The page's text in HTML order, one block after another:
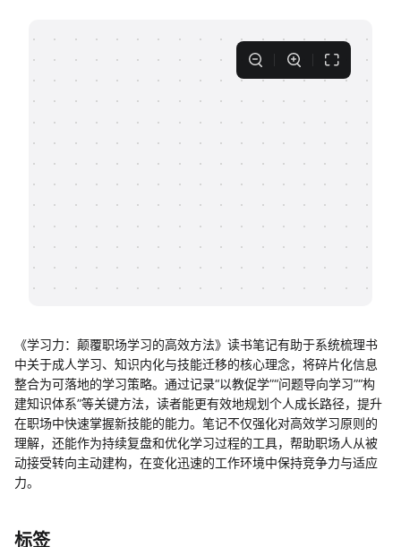
支持
帮助中心
知识分享社区
《学习力：颠覆职场学习的高效方法》读书笔记有助于系统梳理书
中关于成人学习、知识内化与技能迁移的核心理念，将碎片化信息
整合为可落地的学习策略。通过记录“以教促学”“问题导向学习”“构
建知识体系”等关键方法，读者能更有效地规划个人成长路径，提升
在职场中快速掌握新技能的能力。笔记不仅强化对高效学习原则的
理解，还能作为持续复盘和优化学习过程的工具，帮助职场人从被
动接受转向主动建构，在变化迅速的工作环境中保持竞争力与适应
力。
标签